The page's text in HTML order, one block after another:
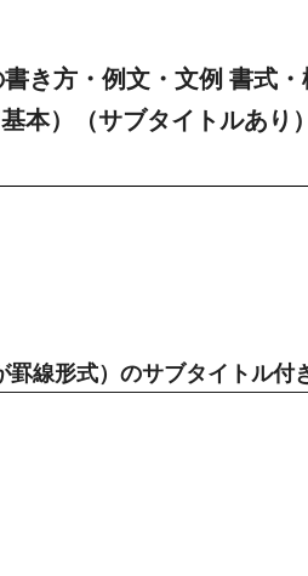
き方・例文・文例 書式
本）（サブタイトルあり
線形式）のサブタイトル付